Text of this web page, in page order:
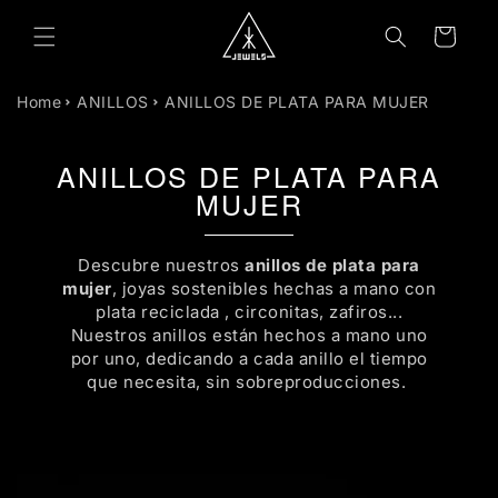
CONTENIDO
Carrito
Home ANILLOS ANILLOS DE PLATA PARA MUJER
ANILLOS DE PLATA PARA
MUJER
Descubre nuestrosanillos de plata para
mujer, joyas sostenibles hechas a mano con
plata reciclada , circonitas, zafiros...
Nuestros anillos están hechos a mano uno
por uno, dedicando a cada anillo el tiempo
que necesita, sin sobreproducciones.